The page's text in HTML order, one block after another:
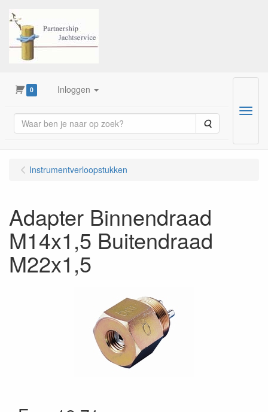
0 Inloggen
Zoeken
Menu
Instrumentverloopstukken
Adapter Binnendraad
M14x1,5 Buitendraad
M22x1,5